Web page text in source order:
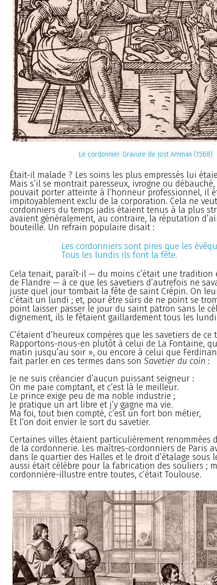
Le cordonnier. Gravure de Jost Amman (1568)
Était-il malade ? Les soins les plus empressés lui
Mais s’il se montrait paresseux, ivrogne ou
pouvait porter atteinte à l’honneur professionnel, il
impitoyablement exclu de la corporation. Cela ne
cordonniers du temps jadis étaient tenus à la plus
avaient généralement, au contraire, la réputation
bouteille. Un refrain populaire disait :
Les cordonniers sont pires que les
Tous les lundis ils font la fête.
Cela tenait, paraît-il — du moins c’était une tradition
de Flandre — à ce que les savetiers d’autrefois ne
juste quel jour tombait la fête de saint Crépin. On
c’était un lundi ; et, pour être sûrs de ne point se
point laisser passer le jour du saint patron sans le
dignement, ils le fêtaient gaillardement tous les
C’étaient d’heureux compères que les savetiers de ce
Rapportons-nous-en plutôt à celui de La Fontaine,
matin jusqu’au soir », ou encore à celui que
fait parler en ces termes dans son Savetier du coin :
Je ne suis créancier d’aucun puissant seigneur :
On me paie comptant, et c’est là le meilleur.
Le prince exige peu de ma noble industrie ;
Je pratique un art libre et j’y gagne ma vie.
Ma foi, tout bien compté, c’est un fort bon métier,
Et l’on doit envier le sort du savetier.
Certaines villes étaient particulièrement renommées
de la cordonnerie. Les maîtres-cordonniers de Paris
dans le quartier des Halles et le droit d’étalage sous
aussi était célèbre pour la fabrication des souliers ;
cordonnière-illustre entre toutes, c’était Toulouse.